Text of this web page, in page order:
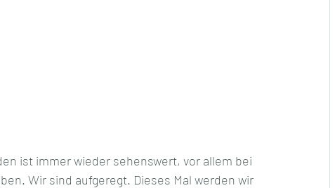
ist immer wieder sehenswert, vor allem bei
Wir sind aufgeregt. Dieses Mal werden wir